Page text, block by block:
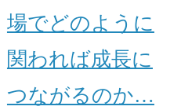
場でどのように
関われば成長に
つながるのか…